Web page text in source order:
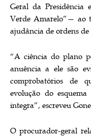
Geral da Presidência
Verde Amarelo”— ao
ajudância de ordens de
“A ciência do plano
anuência a ele são
comprobatórios de
evolução do
integra”, escreveu
O procurador-geral